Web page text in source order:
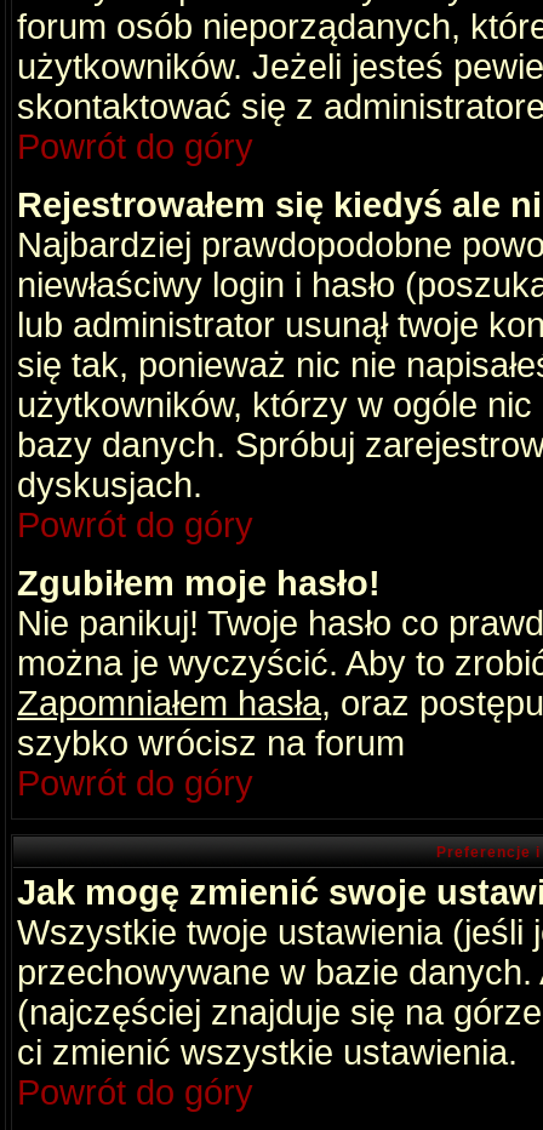
forum osób nieporządanych,
użytkowników. Jeżeli jesteś
skontaktować się z
Powrót do góry
Rejestrowałem się kiedyś ale
Najbardziej prawdopodobne
niewłaściwy login i hasło
lub administrator usunął twoje
się tak, ponieważ nic nie
użytkowników, którzy w ogóle
bazy danych. Spróbuj
dyskusjach.
Powrót do góry
Zgubiłem moje hasło!
Nie panikuj! Twoje hasło co
można je wyczyścić. Aby to
Zapomniałem hasła, oraz
szybko wrócisz na forum
Powrót do góry
Preferencje
Jak mogę zmienić swoje
Wszystkie twoje ustawienia (jeśli
przechowywane w bazie
(najczęściej znajduje się na
ci zmienić wszystkie ustawienia.
Powrót do góry